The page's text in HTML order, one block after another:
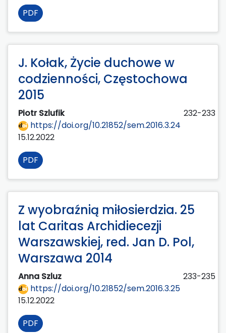
PDF
J. Kołak, Życie duchowe w
codzienności, Częstochowa
2015
Piotr Szlufik
232-233
https://doi.org/10.21852/sem.2016.3.24
15.12.2022
PDF
Z wyobraźnią miłosierdzia. 25
lat Caritas Archidiecezji
Warszawskiej, red. Jan D. Pol,
Warszawa 2014
Anna Szluz
233-235
https://doi.org/10.21852/sem.2016.3.25
15.12.2022
PDF